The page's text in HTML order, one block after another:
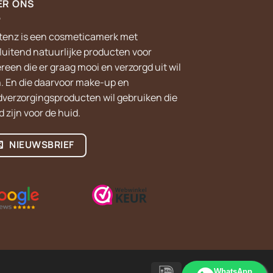
ONS
is een cosmeticamerk met
natuurlijke producten voor
die er graag mooi en verzorgd uit wil
En die daarvoor make-up en
wil gebruiken die
zijn voor de huid.
NIEUWSBRIEF
IDeal